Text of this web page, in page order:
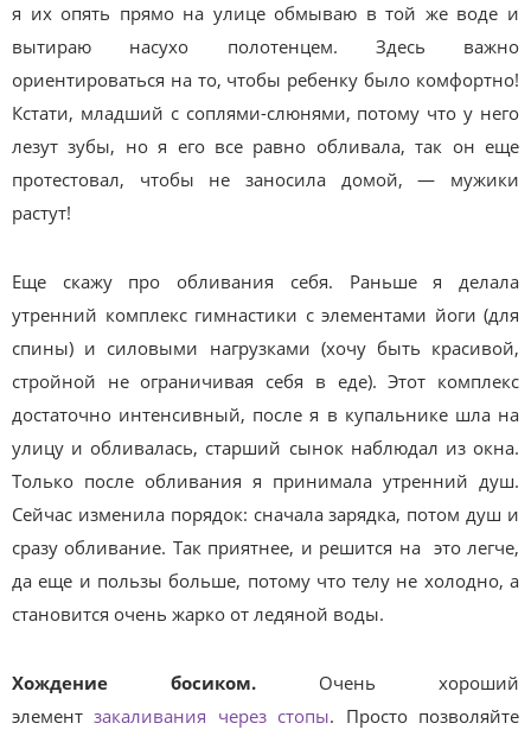
я их опять прямо на улице обмываю в той же воде и
вытираю насухо полотенцем. Здесь важно
ориентироваться на то, чтобы ребенку было комфортно!
Кстати, младший с соплями-слюнями, потому что у него
лезут зубы, но я его все равно обливала, так он еще
протестовал, чтобы не заносила домой, — мужики
растут!
Еще скажу про обливания себя. Раньше я делала
утренний комплекс гимнастики с элементами йоги (для
спины) и силовыми нагрузками (хочу быть красивой,
стройной не ограничивая себя в еде). Этот комплекс
достаточно интенсивный, после я в купальнике шла на
улицу и обливалась, старший сынок наблюдал из окна.
Только после обливания я принимала утренний душ.
Сейчас изменила порядок: сначала зарядка, потом душ и
сразу обливание. Так приятнее, и решится на это легче,
да еще и пользы больше, потому что телу не холодно, а
становится очень жарко от ледяной воды.
Хождение босиком. Очень хороший
элементзакаливания через стопы. Просто позволяйте